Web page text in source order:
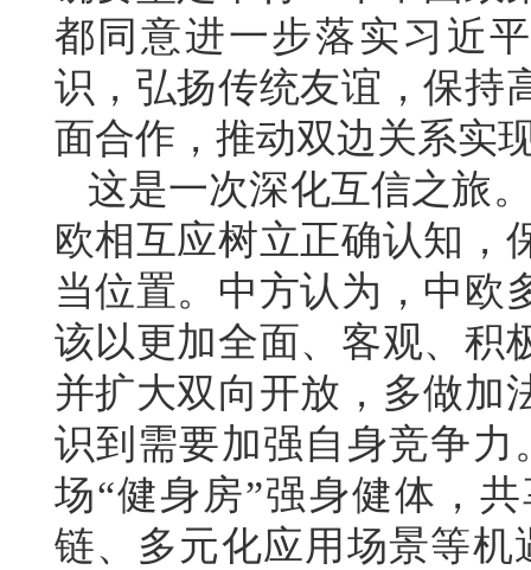
都同意进一步落实习近
识，弘扬传统友谊，保持
面合作，推动双边关系实
这是一次深化互信之旅
欧相互应树立正确认知，
当位置。 中方认为，中欧
该以更加全面、客观、积
并扩大双向开放，多做加
识到需要加强自身竞争
场“健身房”强身健体，
链、多元化应用场景等